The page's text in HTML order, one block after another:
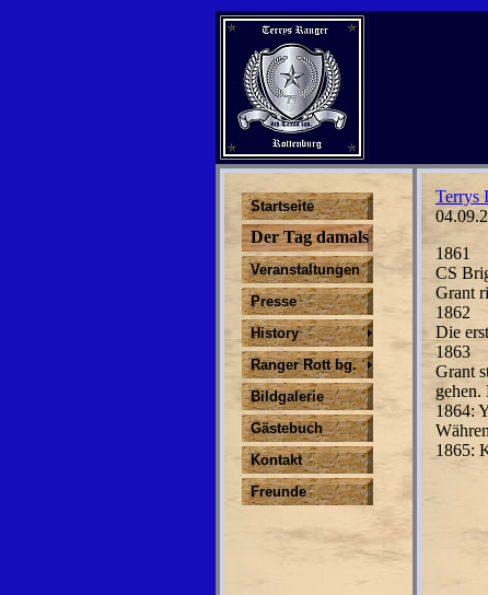
Startseite
Der Tag damals
Veranstaltungen
Presse
History
Ranger Rott bg.
Bildgalerie
Gästebuch
Kontakt
Freunde
Terrys
1861
CS
Grant
1862
Die
1863
Grant
gehen.
1864:
1865: